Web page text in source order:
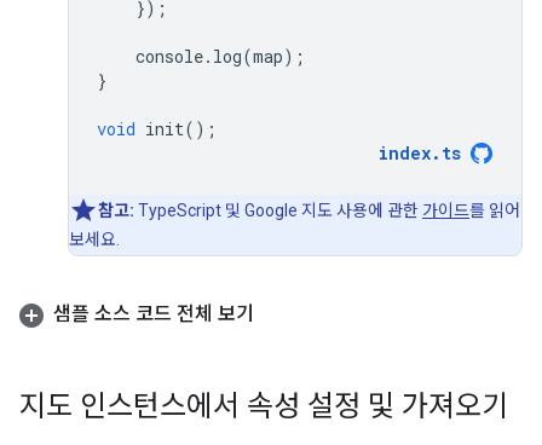
});
console. log(map);
}
void init();
index. ts
참고: TypeScript 및 Google 지도 사용에 관한 가이드를 읽어
보세요.
샘플 소스 코드 전체 보기
지도 인스턴스에서 속성 설정 및 가져오기